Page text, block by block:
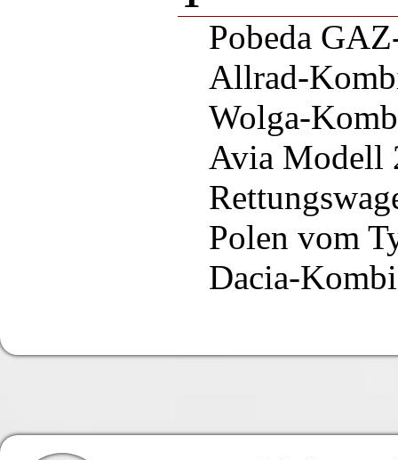
Pobeda
Allrad-
Wolga-
Avia Modell
Polen vom
Dacia-